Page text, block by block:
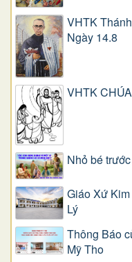
VHTK
Ngày 14.8
VHTK
Nhỏ bé
Giáo Xứ
Lý
Thông Báo
Mỹ Tho